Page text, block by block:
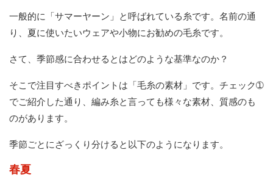
一般的に「サマーヤーン」と呼ばれている糸です。名前の通
り、夏に使いたいウェアや小物にお勧めの毛糸です。
さて、季節感に合わせるとはどのような基準なのか？
そこで注目すべきポイントは「毛糸の素材」です。チェック➀
でご紹介した通り、編み糸と言っても様々な素材、質感のも
のがあります。
季節ごとにざっくり分けると以下のようになります。
春夏